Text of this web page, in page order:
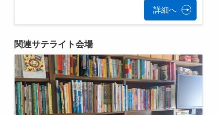
詳細へ
関連サテライト会場